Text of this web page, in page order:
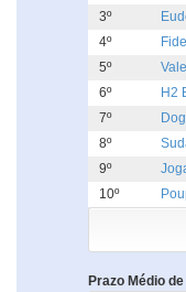
3º
4º
5º
6º
H2
7º
8º
9º
10º
Prazo Médio